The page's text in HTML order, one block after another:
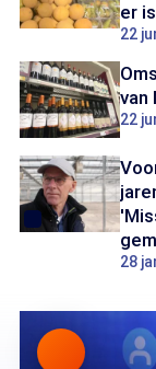
er
22
van
22
28